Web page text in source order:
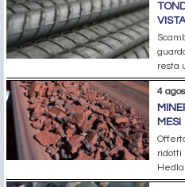
resta
4
MESI
ridotti